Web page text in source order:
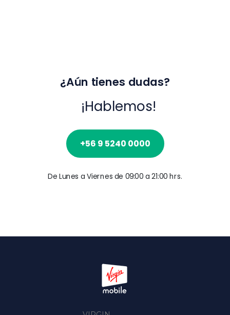
¿Aún tienes dudas?
¡Hablemos!
De Lunes a Viernes de 09:00 a 21:00 hrs.
+56 9 5240 0000